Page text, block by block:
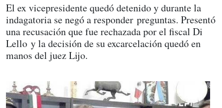
El ex vicepresidente quedó detenido y durante la
indagatoria se negó a responder preguntas. Presentó
una recusación que fue rechazada por el fiscal Di
Lello y la decisión de su excarcelación quedó en
manos del juez Lijo.